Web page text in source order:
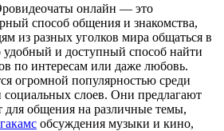
oнлaйн — это
способ общения и знакомства,
из разных уголков мира общаться в
и доступный способ найти
по интересам или даже любовь.
огромной популярностью среди
социальных слоев. Они предлагают
общения на различные темы,
обсуждения музыки и кино,